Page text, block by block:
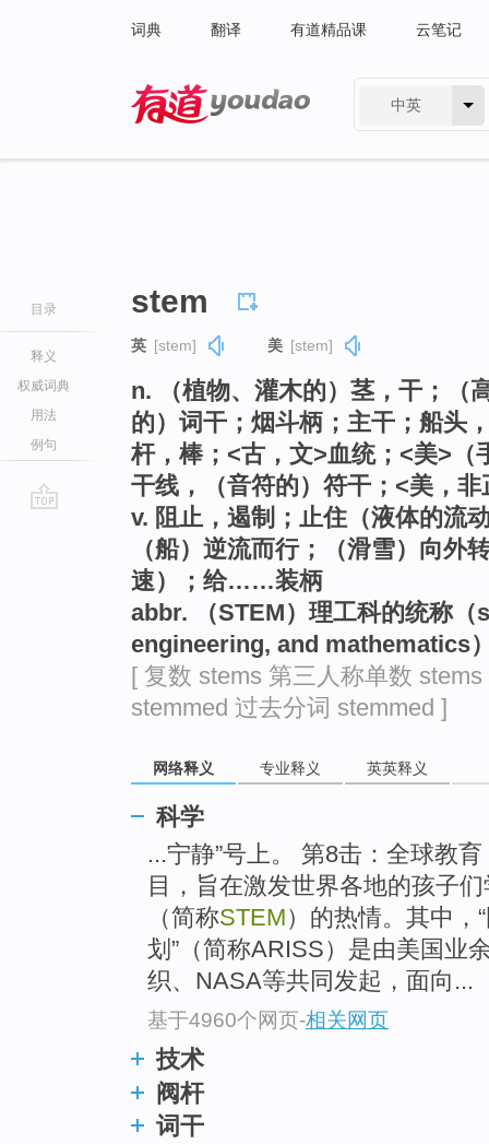
词典 翻译 有道精品课 云笔记
中英
目录
释义
权威词典
用法
例句
stem
英 [stem] 美 [stem]
n. （植物、灌木的）茎，干；（
的）词干；烟斗柄；主干；船头
杆，棒；<古，文>血统；<美>（
干线，（音符的）符干；<美，
v. 阻止，遏制；止住（液体的流
（船）逆流而行；（滑雪）向外
速）；给……装柄
abbr. （STEM）理工科的统称
engineering, and mathematics
[ 复数 stems 第三人称单数
stemmed 过去分词 stemmed ]
网络释义 专业释义 英英释义
科学
...宁静”号上。 第8击：全球教
目，旨在激发世界各地的孩子
（简称STEM）的热情。其中，
划”（简称ARISS）是由美国业
织、NASA等共同发起，面向...
基于4960个网页-相关网页
技术
阀杆
词干